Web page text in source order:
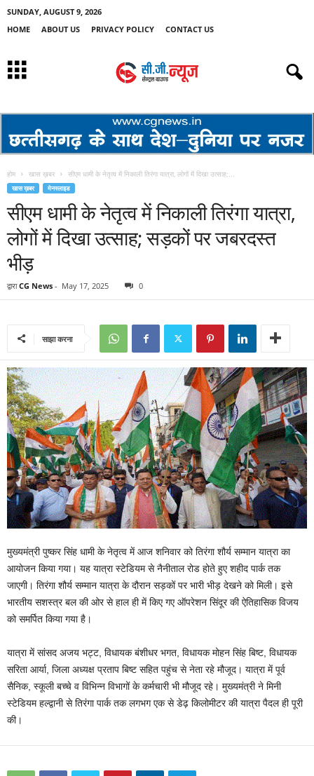
SUNDAY, AUGUST 9, 2026
HOME
ABOUT US PRIVACY POLICY CONTACT US
होम खास ख़बर सीएम धामी के नेतृत्व में निकाली तिरंगा यात्रा, लोगों में दिखा उत्साह;...
खास ख़बर मेनस्लाइड
सीएम धामी के नेतृत्व में निकाली तिरंगा यात्रा,
लोगों में दिखा उत्साह; सड़कों पर जबरदस्त
भीड़
द्वारा CG News - May 17, 2025 0
साझा करना
मुख्यमंत्री पुष्कर सिंह धामी के नेतृत्व में आज शनिवार को तिरंगा शौर्य सम्मान यात्रा का
आयोजन किया गया। यह यात्रा स्टेडियम से नैनीताल रोड होते हुए शहीद पार्क तक
जाएगी। तिरंगा शौर्य सम्मान यात्रा के दौरान सड़कों पर भारी भीड़ देखने को मिली। इसे
भारतीय सशस्त्र बल की ओर से हाल ही में किए गए ऑपरेशन सिंदूर की ऐतिहासिक विजय
को समर्पित किया गया है।
यात्रा में सांसद अजय भट्ट, विधायक बंशीधर भगत, विधायक मोहन सिंह बिष्ट, विधायक
सरिता आर्या, जिला अध्यक्ष प्रताप बिष्ट सहित पहुंच से नेता रहे मौजूद। यात्रा में पूर्व
सैनिक, स्कूली बच्चे व विभिन्न विभागों के कर्मचारी भी मौजूद रहे। मुख्यमंत्री ने मिनी
स्टेडियम हल्द्वानी से तिरंगा पार्क तक लगभग एक से डेढ़ किलोमीटर की यात्रा पैदल ही पूरी
की।